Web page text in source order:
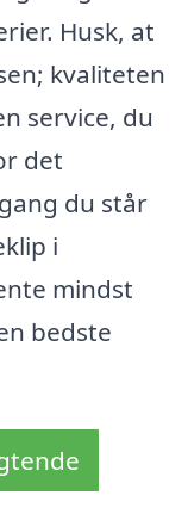
Husk, at
kvaliteten
service, du
det
du står
i
mindst
bedste